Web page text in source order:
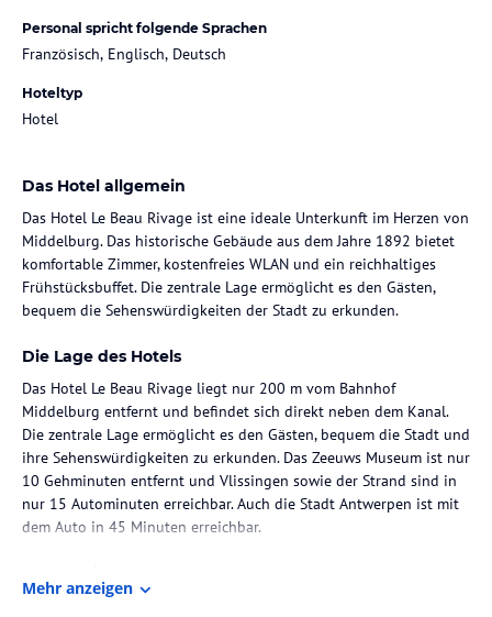
Personal spricht folgende Sprachen
Französisch, Englisch, Deutsch
Hoteltyp
Hotel
Das Hotel allgemein
Das Hotel Le Beau Rivage ist eine ideale Unterkunft im Herzen von
Middelburg. Das historische Gebäude aus dem Jahre 1892 bietet
komfortable Zimmer, kostenfreies WLAN und ein reichhaltiges
Frühstücksbuffet. Die zentrale Lage ermöglicht es den Gästen,
bequem die Sehenswürdigkeiten der Stadt zu erkunden.
Die Lage des Hotels
Das Hotel Le Beau Rivage liegt nur 200 m vom Bahnhof
Middelburg entfernt und befindet sich direkt neben dem Kanal.
Die zentrale Lage ermöglicht es den Gästen, bequem die Stadt und
ihre Sehenswürdigkeiten zu erkunden. Das Zeeuws Museum ist nur
10 Gehminuten entfernt und Vlissingen sowie der Strand sind in
nur 15 Autominuten erreichbar. Auch die Stadt Antwerpen ist mit
dem Auto in 45 Minuten erreichbar.
Mehr anzeigen